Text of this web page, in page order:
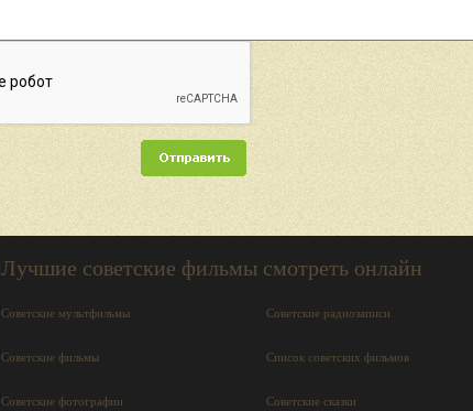
Лучшие советские фильмы смотреть онлайн
Советские мультфильмы
Советские фильмы
Советские фотографии
Советские радиозаписи
Список советских фильмов
Советские сказки